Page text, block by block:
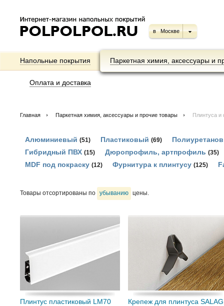
в Москве
Напольные покрытия Паркетная химия, аксессуары и
Оплата и доставка
Главная Паркетная химия, аксессуары и прочие товары Плинтуса и
Алюминиевый (51) Пластиковый (69)
Гибридный ПВХ (15) Дюропрофиль, артпрофиль (35)
MDF под покраску (12) Фурнитура к плинтусу (125)
Товары отсортированы по убыванию цены.
Плинтус пластиковый LM70
Крепеж для плинтуса SALAG